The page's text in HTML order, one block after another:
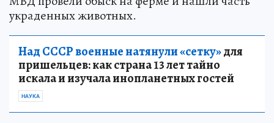
украденных животных.
Над СССР военные натянули «сетку»для
пришельцев: как страна 13 лет тайно
искала и изучала инопланетных гостей
НАУКА